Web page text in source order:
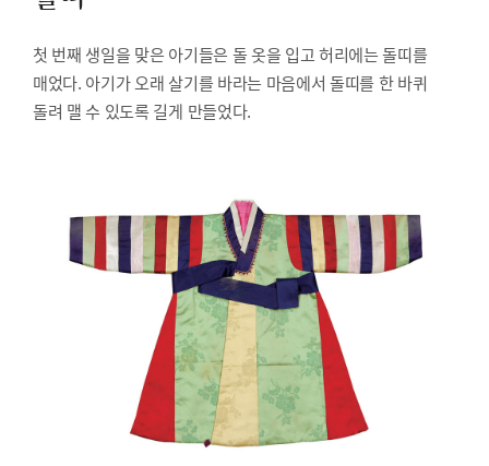
첫 번째 생일을 맞은 아기들은 돌 옷을 입고 허리에는 돌띠를
매었다. 아기가 오래 살기를 바라는 마음에서 돌띠를 한 바퀴
돌려 맬 수 있도록 길게 만들었다.